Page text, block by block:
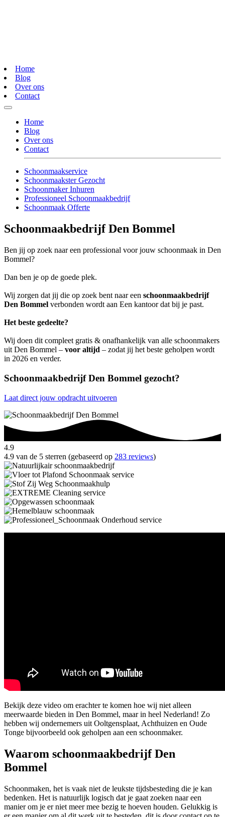
Home
Blog
Over ons
Contact
Home
Blog
Over ons
Contact
Schoonmaakservice
Schoonmaakster Gezocht
Schoonmaker Inhuren
Professioneel Schoonmaakbedrijf
Schoonmaak Offerte
Schoonmaakbedrijf Den Bommel
Ben jij op zoek naar een professional voor jouw schoonmaak in Den
Bommel?
Dan ben je op de goede plek.
Wij zorgen dat jij die op zoek bent naar een schoonmaakbedrijf
Den Bommel verbonden wordt aan Een kantoor dat bij je past.
Het beste gedeelte?
Wij doen dit compleet gratis & onafhankelijk van alle schoonmakers
uit Den Bommel – voor altijd – zodat jij het beste geholpen wordt
in 2026 en verder.
Schoonmaakbedrijf Den Bommel gezocht?
Laat direct jouw opdracht uitvoeren
4.9
4.9 van de 5 sterren (gebaseerd op 283 reviews)
Bekijk deze video om erachter te komen hoe wij niet alleen
meerwaarde bieden in Den Bommel, maar in heel Nederland! Zo
hebben wij ondernemers uit Ooltgensplaat, Achthuizen en Oude
Tonge bijvoorbeeld ook geholpen aan een schoonmaker.
Waarom schoonmaakbedrijf Den
Bommel
Schoonmaken, het is vaak niet de leukste tijdsbesteding die je kan
bedenken. Het is natuurlijk logisch dat je gaat zoeken naar een
manier om je er niet meer mee bezig te hoeven houden. Gelukkig is